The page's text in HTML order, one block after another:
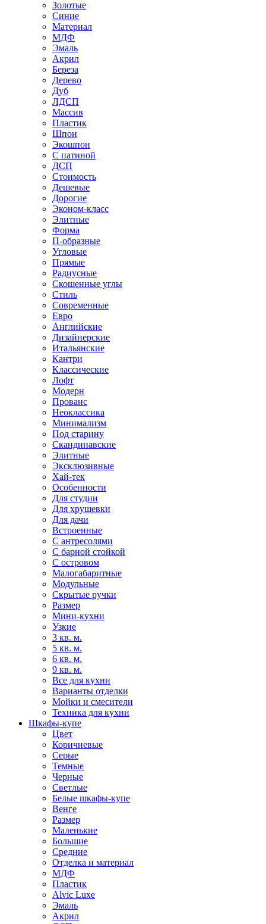
Золотые
Синие
Материал
МДФ
Эмаль
Акрил
Береза
Дерево
Дуб
ЛДСП
Массив
Пластик
Шпон
Экошпон
С патиной
ДСП
Стоимость
Дешевые
Дорогие
Эконом-класс
Элитные
Форма
П-образные
Угловые
Прямые
Радиусные
Скошенные углы
Стиль
Современные
Евро
Английские
Дизайнерские
Итальянские
Кантри
Классические
Лофт
Модерн
Прованс
Неоклассика
Минимализм
Под старину
Скандинавские
Элитные
Эксклюзивные
Хай-тек
Особенности
Для студии
Для хрущевки
Для дачи
Встроенные
С антресолями
С барной стойкой
С островом
Малогабаритные
Модульные
Скрытые ручки
Размер
Мини-кухни
Узкие
3 кв. м.
5 кв. м.
6 кв. м.
9 кв. м.
Все для кухни
Варианты отделки
Мойки и смесители
Техника для кухни
Шкафы-купе
Цвет
Коричневые
Серые
Темные
Черные
Светлые
Белые шкафы-купе
Венге
Размер
Маленькие
Большие
Средние
Отделка и материал
МДФ
Пластик
Alvic Luxe
Эмаль
Акрил